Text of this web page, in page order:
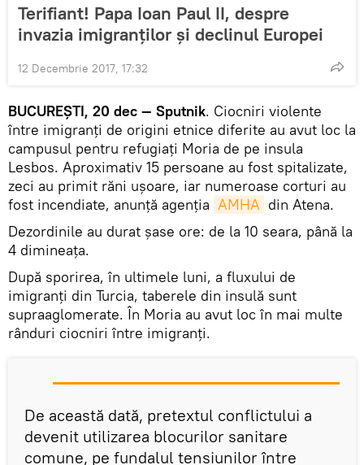
Terifiant! Papa Ioan Paul II, despre
invazia imigranților și declinul Europei
12 Decembrie 2017, 17:32
BUCUREȘTI, 20 dec — Sputnik. Ciocniri violente
între imigranți de origini etnice diferite au avut loc la
campusul pentru refugiați Moria de pe insula
Lesbos. Aproximativ 15 persoane au fost spitalizate,
zeci au primit răni ușoare, iar numeroase corturi au
fost incendiate, anunță agenția AMHA din Atena.
Dezordinile au durat șase ore: de la 10 seara, până la
4 dimineața.
După sporirea, în ultimele luni, a fluxului de
imigranți din Turcia, taberele din insulă sunt
supraaglomerate. În Moria au avut loc în mai multe
rânduri ciocniri între imigranți.
De această dată, pretextul conflictului a
devenit utilizarea blocurilor sanitare
comune, pe fundalul tensiunilor între